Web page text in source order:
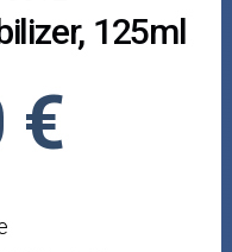
125ml
€